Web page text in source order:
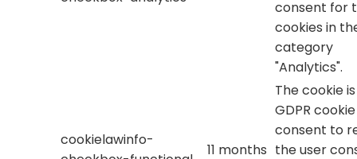
consent for
cookies in
category
"Analytics".
cookielawinfo-
11 months
The cookie
GDPR cookie
consent to
the user